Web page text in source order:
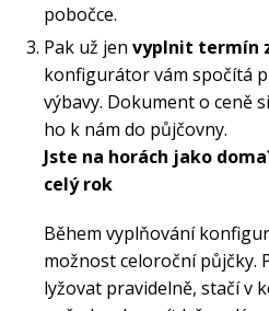
Zvonky a
Světla
Pláště a duše
Brýle na běžky
Snowboardové
Skialpové
Skialpové
Sněžnice
Péče o
Vaky, tašky a
Brusle
pobočce.
Pak už jen vyplnit termín
konfigurátor vám spočítá
výbavy. Dokument o ceně
ho k nám do půjčovny.
Jste na horách jako
celý rok
Během vyplňování
možnost celoroční půjčky.
lyžovat pravidelně, stačí